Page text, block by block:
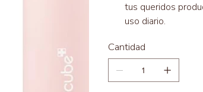
tus queridos
uso diario.
Cantidad